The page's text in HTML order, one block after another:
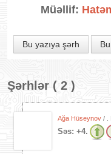
Müəllif:
Bu yazıya şərh
Şərhlər ( 2 )
Ağa Hüseynov / .
Səs: +4.